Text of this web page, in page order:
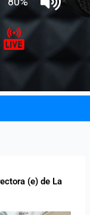
(e) de La